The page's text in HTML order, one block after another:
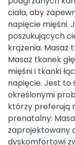
ciała, aby
napięcie mięśni.
poszukujących
krążenia. Masaż
Masaż tkanek
mięśni i tkanki
napięcie. Jest to
określonymi
którzy preferują
prenatalny:
zaprojektowany
dyskomfortowi